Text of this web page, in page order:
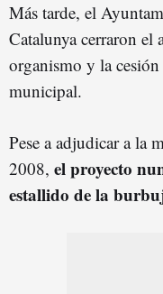
Más tarde, el
Catalunya cerraron el
organismo y la
municipal.
Pese a adjudicar a la
2008, el proyecto
estallido de la